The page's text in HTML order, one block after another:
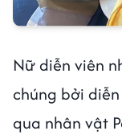
Nữ diễn viên
chúng bởi
qua nhân vật